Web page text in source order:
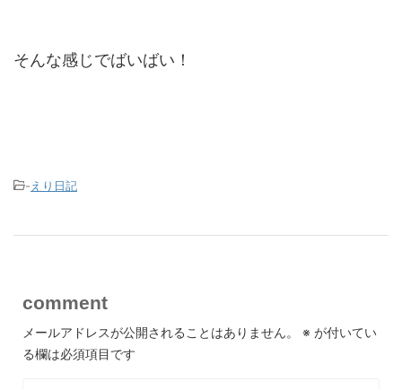
そんな感じでばいばい！
-えり日記
comment
メールアドレスが公開されることはありません。 ※ が付いてい
る欄は必須項目です